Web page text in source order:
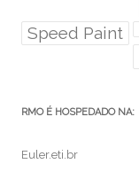
Speed Paint
RMO É HOSPEDADO NA:
Euler.eti.br